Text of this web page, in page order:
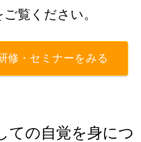
覧ください。
修・セミナーをみる
ての自覚を身につ